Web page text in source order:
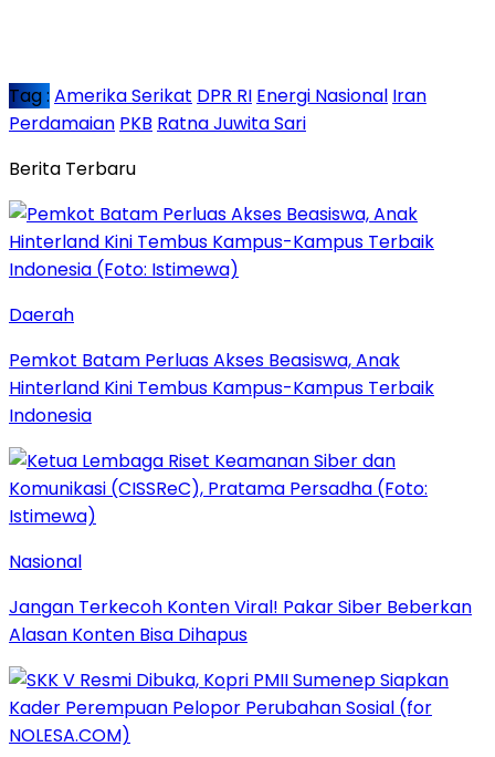
Tag : Amerika Serikat DPR RI Energi Nasional Iran
Perdamaian PKB Ratna Juwita Sari
Berita Terbaru
Daerah
Pemkot Batam Perluas Akses Beasiswa, Anak
Hinterland Kini Tembus Kampus-Kampus Terbaik
Indonesia
Nasional
Jangan Terkecoh Konten Viral! Pakar Siber Beberkan
Alasan Konten Bisa Dihapus